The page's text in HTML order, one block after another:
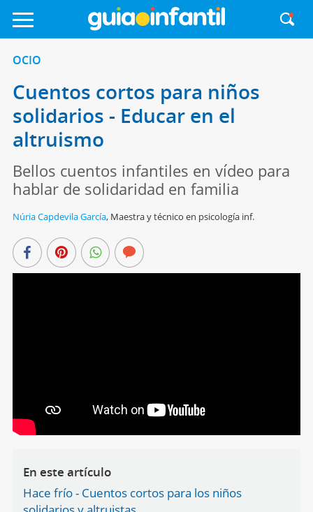
OCIO
Cuentos cortos para niños
solidarios - Educar en el
altruismo
Bellos cuentos infantiles en vídeo para
hablar de solidaridad en familia
Núria Capdevila García, Maestra y técnico en psicología inf.
En este artículo
Hace frío - Cuentos cortos para los niños